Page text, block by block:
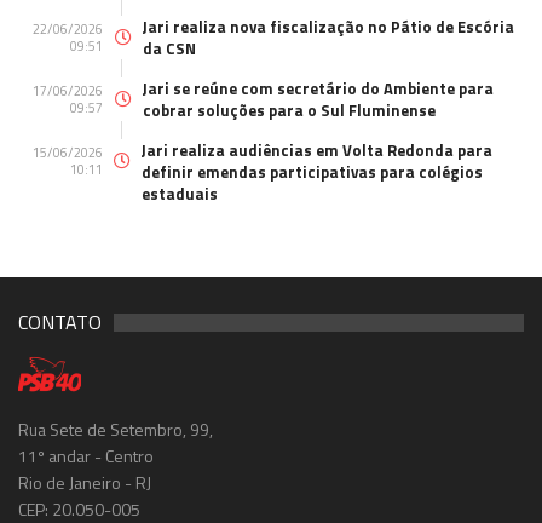
22/06/2026
09:51
Jari realiza nova fiscalização no Pátio de Escória
da CSN
17/06/2026
09:57
Jari se reúne com secretário do Ambiente para
cobrar soluções para o Sul Fluminense
15/06/2026
10:11
Jari realiza audiências em Volta Redonda para
definir emendas participativas para colégios
estaduais
CONTATO
Rua Sete de Setembro, 99,
11º andar - Centro
Rio de Janeiro - RJ
CEP: 20.050-005